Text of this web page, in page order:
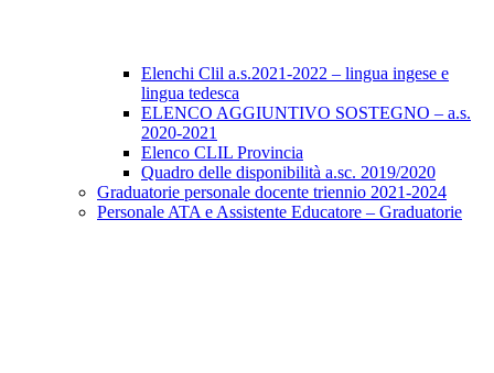
Elenchi Clil a.s.2021-2022 – lingua ingese e
lingua tedesca
ELENCO AGGIUNTIVO SOSTEGNO – a.s.
2020-2021
Elenco CLIL Provincia
Quadro delle disponibilità a.sc. 2019/2020
Graduatorie personale docente triennio 2021-2024
Personale ATA e Assistente Educatore – Graduatorie